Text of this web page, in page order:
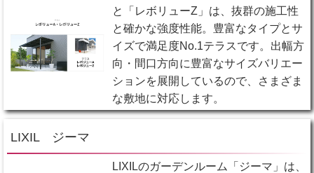
と「レボリューZ」は、抜群の施工性
と確かな強度性能。豊富なタイプとサ
イズで満足度No.1テラスです。出幅方
向・間口方向に豊富なサイズバリエー
ションを展開しているので、さまざま
な敷地に対応します。
LIXIL ジーマ
LIXILのガーデンルーム「ジーマ」は、